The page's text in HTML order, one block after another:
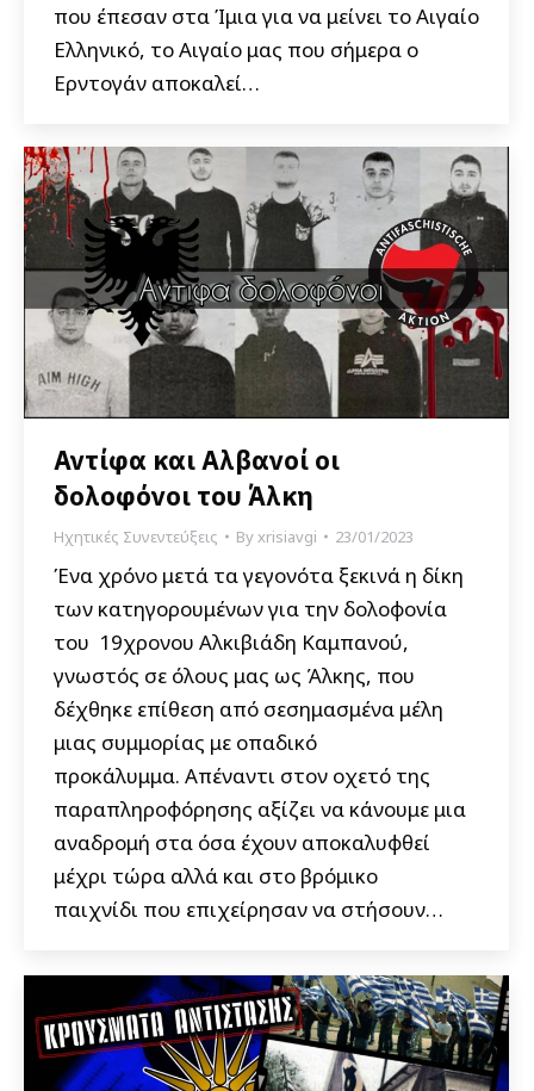
που έπεσαν στα Ίμια για να μείνει το Αιγαίο
Ελληνικό, το Αιγαίο μας που σήμερα ο
Ερντογάν αποκαλεί…
Αντίφα και Αλβανοί οι
δολοφόνοι του Άλκη
Ηχητικές Συνεντεύξεις Byxrisiavgi 23/01/2023
Ένα χρόνο μετά τα γεγονότα ξεκινά η δίκη
των κατηγορουμένων για την δολοφονία
του 19χρονου Αλκιβιάδη Καμπανού,
γνωστός σε όλους μας ως Άλκης, που
δέχθηκε επίθεση από σεσημασμένα μέλη
μιας συμμορίας με οπαδικό
προκάλυμμα. Απέναντι στον οχετό της
παραπληροφόρησης αξίζει να κάνουμε μια
αναδρομή στα όσα έχουν αποκαλυφθεί
μέχρι τώρα αλλά και στο βρόμικο
παιχνίδι που επιχείρησαν να στήσουν…